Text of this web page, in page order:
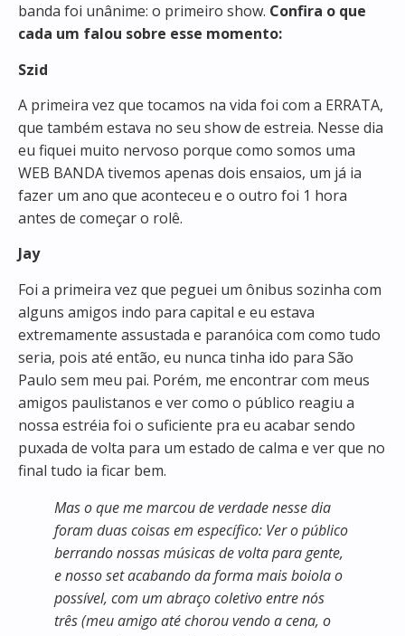
banda foi unânime: o primeiro show. Confira o que
cada um falou sobre esse momento:
Szid
A primeira vez que tocamos na vida foi com a ERRATA,
que também estava no seu show de estreia. Nesse dia
eu fiquei muito nervoso porque como somos uma
WEB BANDA tivemos apenas dois ensaios, um já ia
fazer um ano que aconteceu e o outro foi 1 hora
antes de começar o rolê.
Jay
Foi a primeira vez que peguei um ônibus sozinha com
alguns amigos indo para capital e eu estava
extremamente assustada e paranóica com como tudo
seria, pois até então, eu nunca tinha ido para São
Paulo sem meu pai. Porém, me encontrar com meus
amigos paulistanos e ver como o público reagiu a
nossa estréia foi o suficiente pra eu acabar sendo
puxada de volta para um estado de calma e ver que no
final tudo ia ficar bem.
Mas o que me marcou de verdade nesse dia
foram duas coisas em específico: Ver o público
berrando nossas músicas de volta para gente,
e nosso set acabando da forma mais boiola o
possível, com um abraço coletivo entre nós
três (meu amigo até chorou vendo a cena, o